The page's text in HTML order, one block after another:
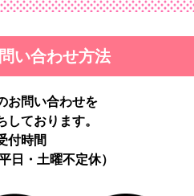
い合わせ方法
お問い合わせを
しております。
付時間
日・土曜不定休）